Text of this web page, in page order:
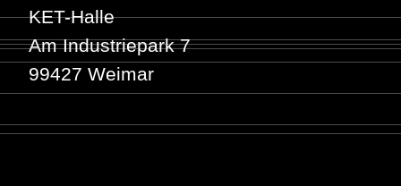
KET-Halle
Am Industriepark 7
99427 Weimar